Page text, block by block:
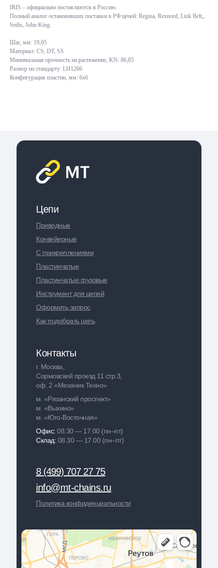
IRIS – официально поставляются в Россию.
Полный аналог остановивших поставки в РФ цепей: Regina, Rexnord, Link Belt,,
Sedis, John King.
Шаг, мм: 19,05
Материал: CS, DT, SS
Минимальная прочность на растяжение, KN: 86,85
Размер по стандарту: LH1266
Конфигурация пластин, мм: 6x6
Цепи
Контакты
Приводные
Конвейерные
С прикреплениями
Пластинчатые
Пластинчатые грузовые
Инструмент для цепей
Оформить запрос
Как подобрать цепь
г. Москва,
Сормовский проезд 11 стр.3,
оф. 2 «Механик Техно»
м. «Рязанский проспект»
м. «Выхино»
м. «Юго-Восточная»
Офис: 08.30 — 17.00 (пн–пт)
Склад: 08.30 — 17.00 (пн–пт)
8 (499) 707 27 75
info@mt-chains.ru
Политика конфиденциальности